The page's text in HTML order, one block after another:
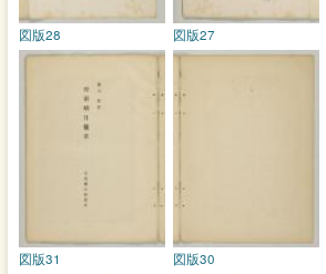
図版27
図版28
図版30
図版31